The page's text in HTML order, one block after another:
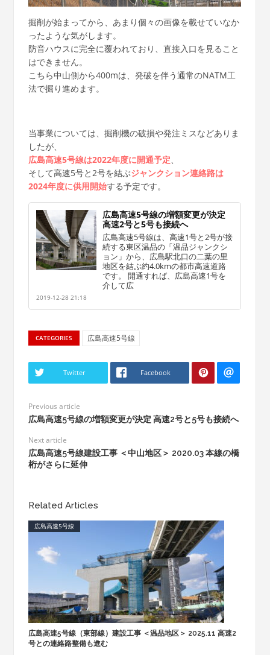
掘削が始まってから、あまり個々の画像を載せていなか
ったような気がします。
防音ハウスに完全に覆われており、直接入口を見ること
はできません。
こちら中山側から400mは、発破を伴う通常のNATM工
法で掘り進めます。
当事業については、掘削機の破損や発注ミスなどありま
したが、
広島高速5号線は2022年度に開通予定、
そして高速5号と2号を結ぶジャンクション連絡路は
2024年度に供用開始する予定です。
広島高速5号線の増額変更が決定
高速2号と5号も接続へ
広島高速5号線は、高速1号と2号が接
続する東区温品の「温品ジャンクシ
ョン」から、広島駅北口の二葉の里
地区を結ぶ約4.0kmの都市高速道路
です。 開通すれば、広島高速1号を
介して広
2019-12-28 21:18
CATEGORIES 広島高速5号線
Twitter Facebook
Previous article
広島高速5号線の増額変更が決定 高速2号と5号も接続へ
Next article
広島高速5号線建設工事 ＜中山地区＞ 2020.03 本線の橋
桁がさらに延伸
Related Articles
広島高速5号線
広島高速5号線（東部線）建設工事 ＜温品地区＞ 2025.11 高速2
号との連絡路整備も進む